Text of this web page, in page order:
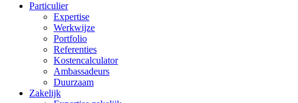
Particulier
Expertise
Werkwijze
Portfolio
Referenties
Kostencalculator
Ambassadeurs
Duurzaam
Zakelijk